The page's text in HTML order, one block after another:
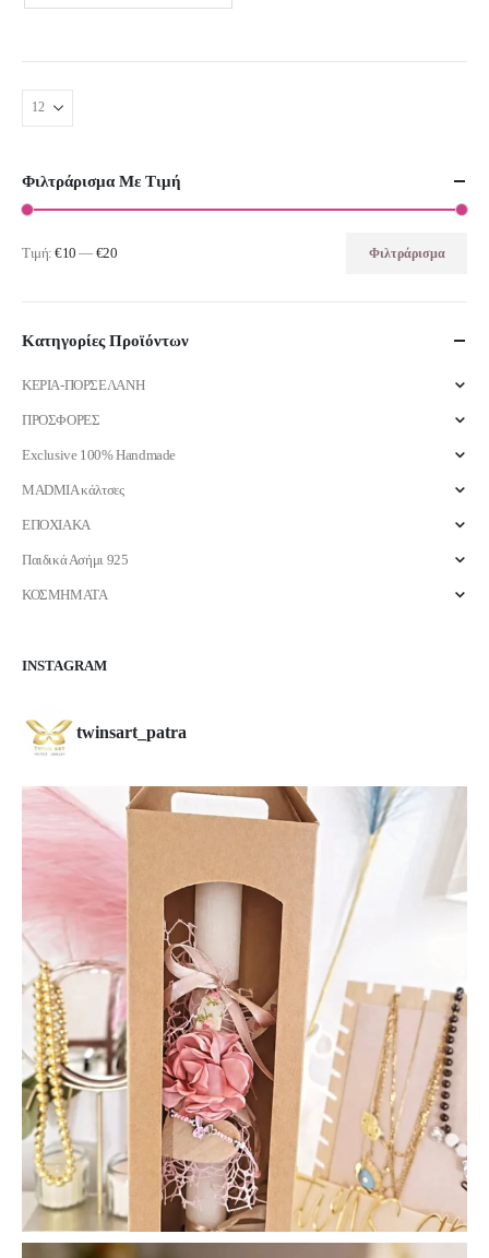
Φιλτράρισμα Με Τιμή
Ελάχιστη
Μέγιστη
Φιλτράρισμα
Τιμή:€10 — €20
Κατηγορίες Προϊόντων
ΚΕΡΙΑ-ΠΟΡΣΕΛΑΝΗ
ΠΡΟΣΦΟΡΕΣ
Exclusive 100% Handmade
MADMIA κάλτσες
ΕΠΟΧΙΑΚΑ
Παιδικά Ασήμι 925
ΚΟΣΜΗΜΑΤΑ
INSTAGRAM
twinsart_patra